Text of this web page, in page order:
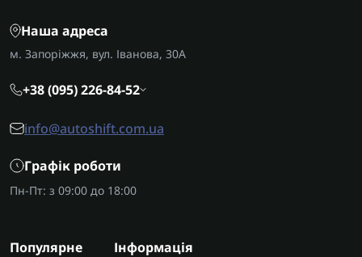
Наша адреса
м. Запоріжжя, вул. Іванова, 30А
+38 (095) 226-84-52
info@autoshift.com.ua
Графік роботи
Пн-Пт: з 09:00 до 18:00
Популярне Інформація